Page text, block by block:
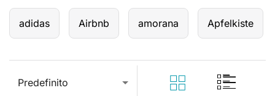
adidas Airbnb amorana Apfelkiste
Predefinito